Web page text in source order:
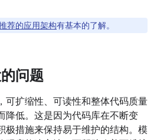
荐的应用架构有基本的了解。
问题
可扩缩性、可读性和整体代码质量
降低。这是因为代码库在不断变
极措施来保持易于维护的结构。模